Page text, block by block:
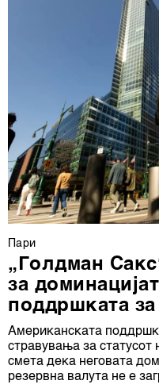
Пари
„Голдман
за
поддршката за
Американската
стравувања за статусот
смета дека неговата
резервна валута не е